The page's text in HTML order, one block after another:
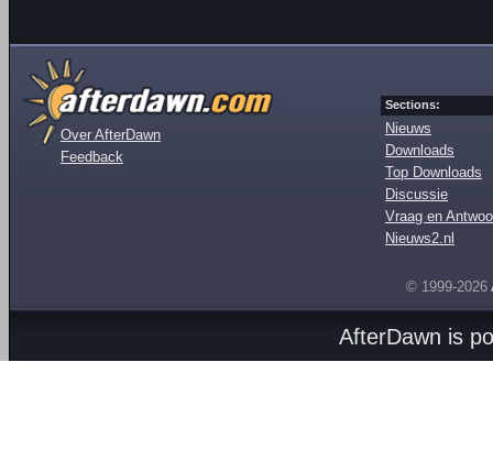
Over AfterDawn
Feedback
Sections:
Nieuws
Downloads
Top Downloads
Discussie
Vraag en
Nieuws2.nl
© 1999-2026
AfterDawn is